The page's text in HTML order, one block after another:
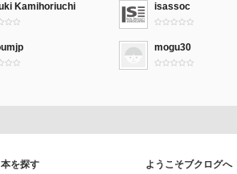
Kamihoriuchi isassoc
mogu30
本を探す ようこそブクログへ